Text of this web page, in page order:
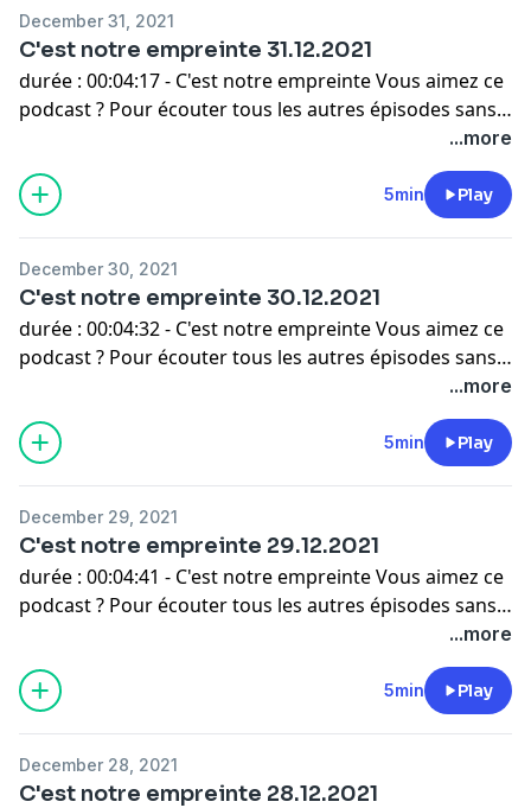
December 31, 2021
C'est notre empreinte 31.12.2021
durée : 00:04:17 - C'est notre empreinte Vous aimez ce
podcast ? Pour écouter tous les autres épisodes sans
...more
5min Play
December 30, 2021
C'est notre empreinte 30.12.2021
durée : 00:04:32 - C'est notre empreinte Vous aimez ce
podcast ? Pour écouter tous les autres épisodes sans
...more
5min Play
December 29, 2021
C'est notre empreinte 29.12.2021
durée : 00:04:41 - C'est notre empreinte Vous aimez ce
podcast ? Pour écouter tous les autres épisodes sans
...more
5min Play
December 28, 2021
C'est notre empreinte 28.12.2021